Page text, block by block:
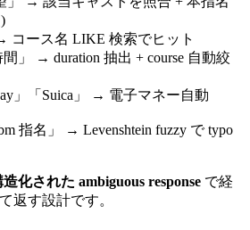
コース名 LIKE 検索でヒット
間」 → duration 抽出 + course 自動絞
」「Suica」 → 電子マネー自動
指名」 → Levenshtein fuzzy で typo
造化された ambiguous response で経
返す設計です。